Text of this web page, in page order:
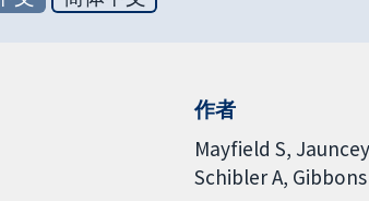
作者
Mayfield S
Schibler A